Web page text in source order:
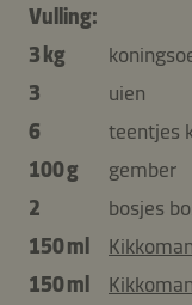
Vulling:
3 kg
3
uien
6
teentjes
100 g
gember
2
bosjes
150 ml
150 ml